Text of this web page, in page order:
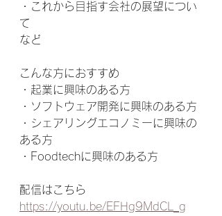
・これから目指す会社の展望につい
て
など
こんな方におすすめ
・起業に興味のある方
・ソフトウェア開発に興味のある方
・シェアリングエコノミーに興味の
ある方
・Foodtechに興味のある方
配信はこちら
https://youtu.be/EFHg9MdCL_g